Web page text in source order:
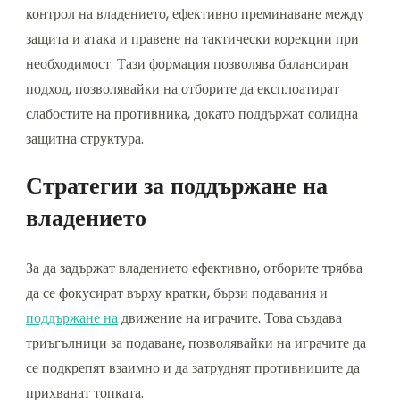
контрол на владението, ефективно преминаване между
защита и атака и правене на тактически корекции при
необходимост. Тази формация позволява балансиран
подход, позволявайки на отборите да експлоатират
слабостите на противника, докато поддържат солидна
защитна структура.
Стратегии за поддържане на
владението
За да задържат владението ефективно, отборите трябва
да се фокусират върху кратки, бързи подавания и
поддържане надвижение на играчите. Това създава
триъгълници за подаване, позволявайки на играчите да
се подкрепят взаимно и да затруднят противниците да
прихванат топката.